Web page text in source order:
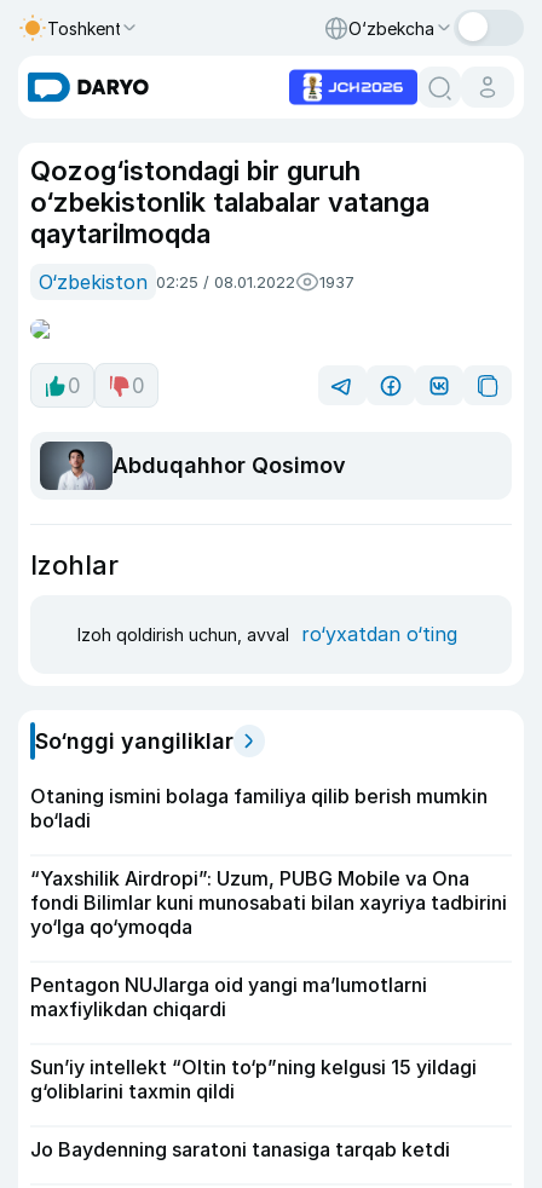
Toshkent O‘zbekcha
Qozog‘istondagi bir guruh
o‘zbekistonlik talabalar vatanga
qaytarilmoqda
O‘zbekiston 02:25 / 08.01.2022 1937
0 0
Abduqahhor Qosimov
Izohlar
Izoh qoldirish uchun, avval ro‘yxatdan o‘ting
So‘nggi yangiliklar
Otaning ismini bolaga familiya qilib berish mumkin
bo‘ladi
“Yaxshilik Airdropi”: Uzum, PUBG Mobile va Ona
fondi Bilimlar kuni munosabati bilan xayriya tadbirini
yo‘lga qo‘ymoqda
Pentagon NUJlarga oid yangi maʼlumotlarni
maxfiylikdan chiqardi
Sun’iy intellekt “Oltin to‘p”ning kelgusi 15 yildagi
g‘oliblarini taxmin qildi
Jo Baydenning saratoni tanasiga tarqab ketdi